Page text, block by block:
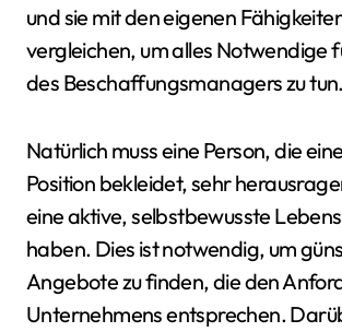
und sie mit den eigenen
vergleichen, um alles Notwendige
des Beschaffungsmanagers zu tun.
Natürlich muss eine Person, die
Position bekleidet, sehr
eine aktive, selbstbewusste
haben. Dies ist notwendig, um
Angebote zu finden, die den
Unternehmens entsprechen.